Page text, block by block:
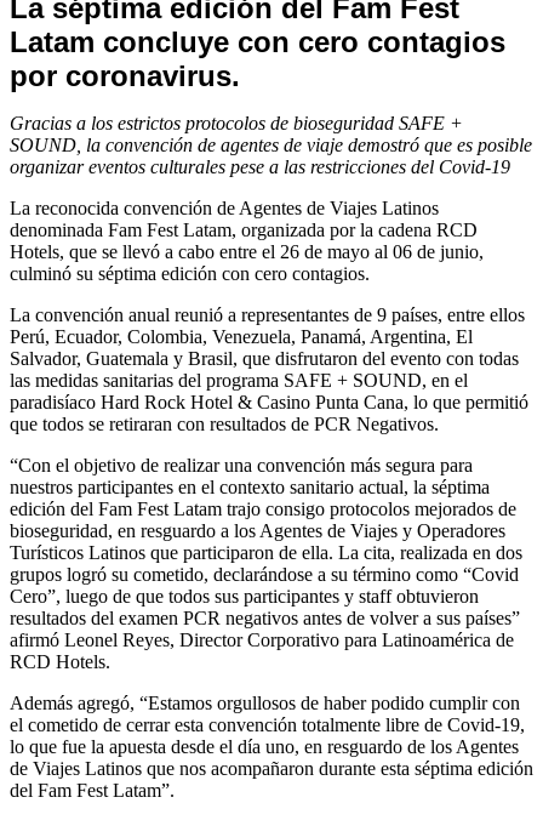
de
Turismo
La séptima edición del Fam Fest
Latam concluye con cero contagios
por coronavirus.
Gracias a los estrictos protocolos de bioseguridad SAFE +
SOUND, la convención de agentes de viaje demostró que es posible
organizar eventos culturales pese a las restricciones del Covid-19
La reconocida convención de Agentes de Viajes Latinos
denominada Fam Fest Latam, organizada por la cadena RCD
Hotels, que se llevó a cabo entre el 26 de mayo al 06 de junio,
culminó su séptima edición con cero contagios.
La convención anual reunió a representantes de 9 países, entre ellos
Perú, Ecuador, Colombia, Venezuela, Panamá, Argentina, El
Salvador, Guatemala y Brasil, que disfrutaron del evento con todas
las medidas sanitarias del programa SAFE + SOUND, en el
paradisíaco Hard Rock Hotel & Casino Punta Cana, lo que permitió
que todos se retiraran con resultados de PCR Negativos.
“Con el objetivo de realizar una convención más segura para
nuestros participantes en el contexto sanitario actual, la séptima
edición del Fam Fest Latam trajo consigo protocolos mejorados de
bioseguridad, en resguardo a los Agentes de Viajes y Operadores
Turísticos Latinos que participaron de ella. La cita, realizada en dos
grupos logró su cometido, declarándose a su término como “Covid
Cero”, luego de que todos sus participantes y staff obtuvieron
resultados del examen PCR negativos antes de volver a sus países”
afirmó Leonel Reyes, Director Corporativo para Latinoamérica de
RCD Hotels.
Además agregó, “Estamos orgullosos de haber podido cumplir con
el cometido de cerrar esta convención totalmente libre de Covid-19,
lo que fue la apuesta desde el día uno, en resguardo de los Agentes
de Viajes Latinos que nos acompañaron durante esta séptima edición
del Fam Fest Latam”.